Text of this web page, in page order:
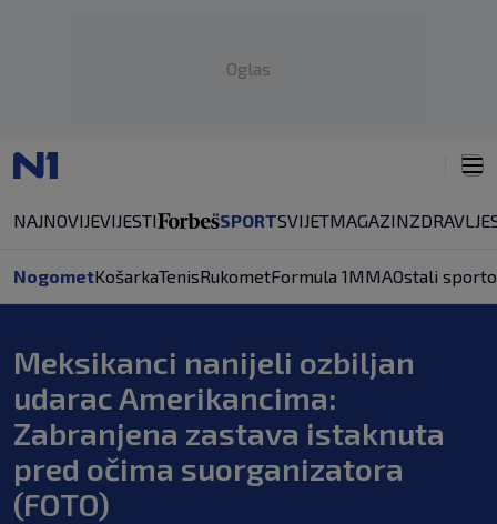
Oglas
NAJNOVIJEVIJESTI SPORTSVIJETMAGAZINZDRAVLJE
NogometKošarkaTenisRukometFormula 1MMAOstali
Meksikanci nanijeli ozbiljan
udarac Amerikancima:
Zabranjena zastava istaknuta
pred očima suorganizatora
(FOTO)